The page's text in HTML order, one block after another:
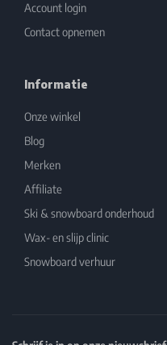
Account login
Contact opnemen
Informatie
Onze winkel
Blog
Merken
Affiliate
Ski & snowboard onderhoud
Wax- en slijp clinic
Snowboard verhuur